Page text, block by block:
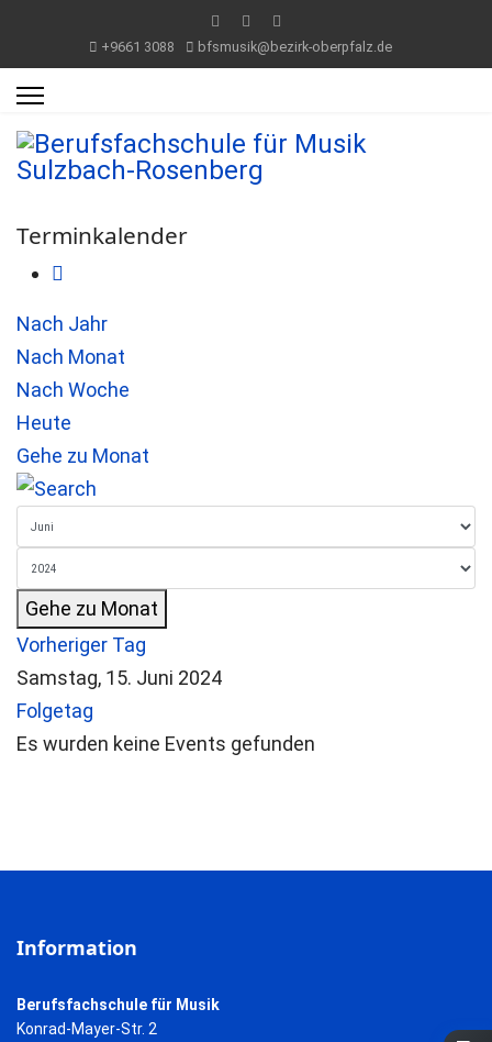
+9661 3088 bfsmusik@bezirk-oberpfalz.de
Terminkalender
Nach Jahr
Nach Monat
Nach Woche
Heute
Gehe zu Monat
Gehe zu Monat
Vorheriger Tag
Samstag, 15. Juni 2024
Folgetag
Es wurden keine Events gefunden
Information
Berufsfachschule für Musik
Konrad-Mayer-Str. 2